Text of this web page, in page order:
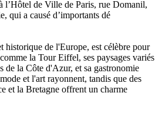
l’Hôtel de Ville de Paris, rue Domanil,
qui a causé d’importants dé
de l'Europe, est célèbre pour
la Tour Eiffel, ses paysages variés
de la Côte d'Azur, et sa gastronomie
et l'art rayonnent, tandis que des
et la Bretagne offrent un charme